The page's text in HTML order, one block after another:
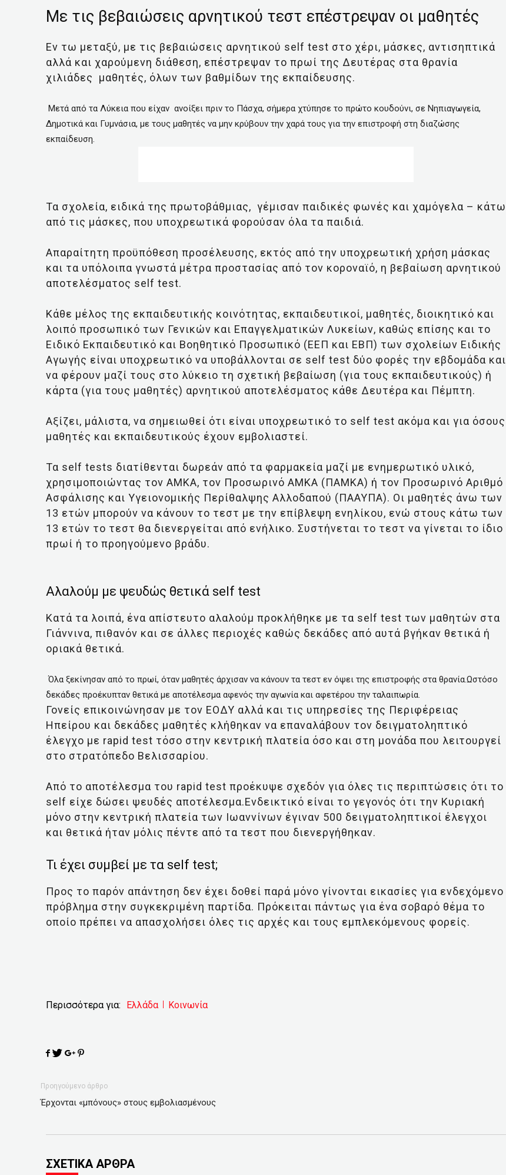
Με τις βεβαιώσεις αρνητικού τεστ επέστρεψαν οι μαθητές
Εν τω μεταξύ, με τις βεβαιώσεις αρνητικού self test στο χέρι, μάσκες, αντισηπτικά
αλλά και χαρούμενη διάθεση, επέστρεψαν το πρωί της Δευτέρας στα θρανία
χιλιάδες μαθητές, όλων των βαθμίδων της εκπαίδευσης.
Μετά από τα Λύκεια που είχαν ανοίξει πριν το Πάσχα, σήμερα χτύπησε το πρώτο κουδούνι, σε Νηπιαγωγεία,
Δημοτικά και Γυμνάσια, με τους μαθητές να μην κρύβουν την χαρά τους για την επιστροφή στη διαζώσης
εκπαίδευση.
Τα σχολεία, ειδικά της πρωτοβάθμιας, γέμισαν παιδικές φωνές και χαμόγελα – κάτω
από τις μάσκες, που υποχρεωτικά φορούσαν όλα τα παιδιά.
Απαραίτητη προϋπόθεση προσέλευσης, εκτός από την υποχρεωτική χρήση μάσκας
και τα υπόλοιπα γνωστά μέτρα προστασίας από τον κορoναϊό, η βεβαίωση αρνητικού
αποτελέσματος self test.
Κάθε μέλος της εκπαιδευτικής κοινότητας, εκπαιδευτικοί, μαθητές, διοικητικό και
λοιπό προσωπικό των Γενικών και Επαγγελματικών Λυκείων, καθώς επίσης και το
Ειδικό Εκπαιδευτικό και Βοηθητικό Προσωπικό (ΕΕΠ και ΕΒΠ) των σχολείων Ειδικής
Αγωγής είναι υποχρεωτικό να υποβάλλονται σε self test δύο φορές την εβδομάδα και
να φέρουν μαζί τους στο λύκειο τη σχετική βεβαίωση (για τους εκπαιδευτικούς) ή
κάρτα (για τους μαθητές) αρνητικού αποτελέσματος κάθε Δευτέρα και Πέμπτη.
Αξίζει, μάλιστα, να σημειωθεί ότι είναι υποχρεωτικό το self test ακόμα και για όσους
μαθητές και εκπαιδευτικούς έχουν εμβολιαστεί.
Τα self tests διατίθενται δωρεάν από τα φαρμακεία μαζί με ενημερωτικό υλικό,
χρησιμοποιώντας τον ΑΜΚΑ, τον Προσωρινό ΑΜΚΑ (ΠΑΜΚΑ) ή τον Προσωρινό Αριθμό
Ασφάλισης και Υγειονομικής Περίθαλψης Αλλοδαπού (ΠΑΑΥΠΑ). Οι μαθητές άνω των
13 ετών μπορούν να κάνουν το τεστ με την επίβλεψη ενηλίκου, ενώ στους κάτω των
13 ετών το τεστ θα διενεργείται από ενήλικο. Συστήνεται το τεστ να γίνεται το ίδιο
πρωί ή το προηγούμενο βράδυ.
Αλαλούμ με ψευδώς θετικά self test
Κατά τα λοιπά, ένα απίστευτο αλαλούμ προκλήθηκε με τα self test των μαθητών στα
Γιάννινα, πιθανόν και σε άλλες περιοχές καθώς δεκάδες από αυτά βγήκαν θετικά ή
οριακά θετικά.
Όλα ξεκίνησαν από το πρωί, όταν μαθητές άρχισαν να κάνουν τα τεστ εν όψει της επιστροφής στα θρανία.Ωστόσο
δεκάδες προέκυπταν θετικά με αποτέλεσμα αφενός την αγωνία και αφετέρου την ταλαιπωρία.
Γονείς επικοινώνησαν με τον ΕΟΔΥ αλλά και τις υπηρεσίες της Περιφέρειας
Ηπείρου και δεκάδες μαθητές κλήθηκαν να επαναλάβουν τον δειγματοληπτικό
έλεγχο με rapid test τόσο στην κεντρική πλατεία όσο και στη μονάδα που λειτουργεί
στο στρατόπεδο Βελισσαρίου.
Από το αποτέλεσμα του rapid test προέκυψε σχεδόν για όλες τις περιπτώσεις ότι το
self είχε δώσει ψευδές αποτέλεσμα.Ενδεικτικό είναι το γεγονός ότι την Κυριακή
μόνο στην κεντρική πλατεία των Ιωαννίνων έγιναν 500 δειγματοληπτικοί έλεγχοι
και θετικά ήταν μόλις πέντε από τα τεστ που διενεργήθηκαν.
Τι έχει συμβεί με τα self test;
Προς το παρόν απάντηση δεν έχει δοθεί παρά μόνο γίνονται εικασίες για ενδεχόμενο
πρόβλημα στην συγκεκριμένη παρτίδα. Πρόκειται πάντως για ένα σοβαρό θέμα το
οποίο πρέπει να απασχολήσει όλες τις αρχές και τους εμπλεκόμενους φορείς.
Περισσότερα για: Ελλάδα Κοινωνία
Προηγούμενο άρθρο
Έρχονται «μπόνους» στους εμβολιασμένους
ΣΧΕΤΙΚΑ ΑΡΘΡΑ